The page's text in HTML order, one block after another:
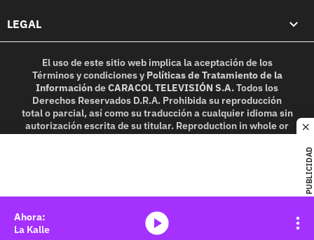
PUBLICIDAD
LEGAL
El uso de este sitio web implica la aceptación de los
Términos y condicionesy Políticas de Tratamiento de la
InformacióndeCARACOL TELEVISIÓN S.A.Todos los
Derechos Reservados D.R.A. Prohibida su reproducción
total o parcial, así como su traducción a cualquier idioma sin
autorización escrita de su titular. Reproduction in whole or
in part, or translation without written permission is
La Kalle